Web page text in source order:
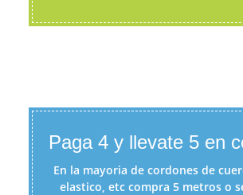
Paga 4 y llevate 5 en
En la mayoria de cordones de
elastico, etc compra 5 metros o